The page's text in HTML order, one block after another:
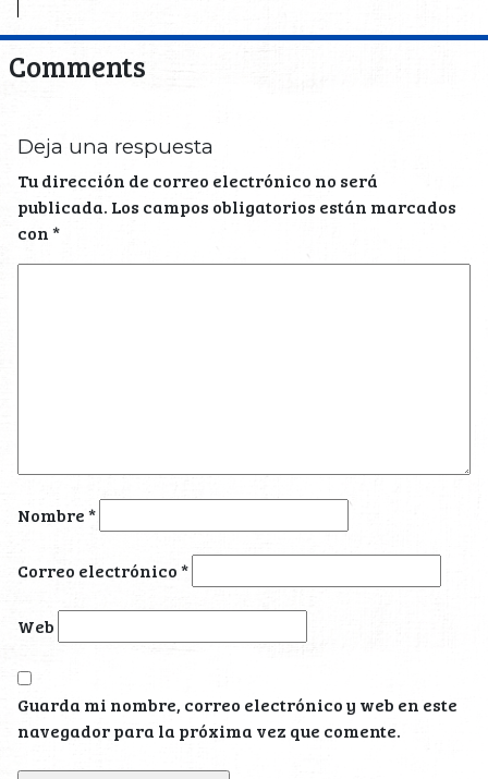
Comments
Deja una respuesta
Tu dirección de correo electrónico no será
publicada. Los campos obligatorios están marcados
con*
Nombre*
Correo electrónico*
Web
Guarda mi nombre, correo electrónico y web en este
navegador para la próxima vez que comente.